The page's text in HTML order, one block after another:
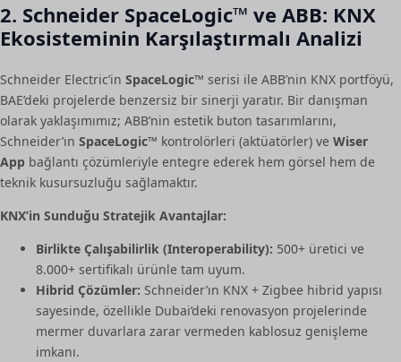
2. Schneider SpaceLogic™ ve ABB: KNX
Ekosisteminin Karşılaştırmalı Analizi
Schneider Electric’in SpaceLogic™ serisi ile ABB’nin KNX portföyü,
BAE’deki projelerde benzersiz bir sinerji yaratır. Bir danışman
olarak yaklaşımımız; ABB’nin estetik buton tasarımlarını,
Schneider’ın SpaceLogic™ kontrolörleri (aktüatörler) ve Wiser
App bağlantı çözümleriyle entegre ederek hem görsel hem de
teknik kusursuzluğu sağlamaktır.
KNX’in Sunduğu Stratejik Avantajlar:
Birlikte Çalışabilirlik (Interoperability): 500+ üretici ve
8.000+ sertifikalı ürünle tam uyum.
Hibrid Çözümler: Schneider’ın KNX + Zigbee hibrid yapısı
sayesinde, özellikle Dubai’deki renovasyon projelerinde
mermer duvarlara zarar vermeden kablosuz genişleme
imkanı.